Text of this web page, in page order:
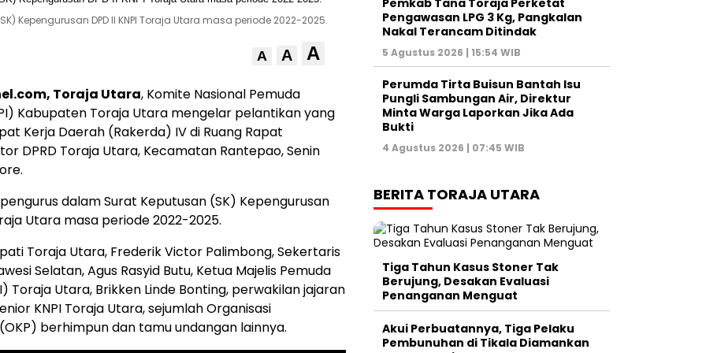
Kepengurusan DPD II KNPI Toraja Utara masa periode 2022-2025.
A A A
Toraja Utara, Komite Nasional Pemuda
Kabupaten Toraja Utara mengelar pelantikan yang
Kerja Daerah (Rakerda) IV di Ruang Rapat
DPRD Toraja Utara, Kecamatan Rantepao, Senin
dalam Surat Keputusan (SK) Kepengurusan
Utara masa periode 2022-2025.
Toraja Utara, Frederik Victor Palimbong, Sekertaris
Selatan, Agus Rasyid Butu, Ketua Majelis Pemuda
Toraja Utara, Brikken Linde Bonting, perwakilan jajaran
KNPI Toraja Utara, sejumlah Organisasi
berhimpun dan tamu undangan lainnya.
Pemkab Tana Toraja Perketat
Pengawasan LPG 3 Kg, Pangkalan
Nakal Terancam Ditindak
5 Agustus 2026 | 15:54 WIB
Perumda Tirta Buisun Bantah Isu
Pungli Sambungan Air, Direktur
Minta Warga Laporkan Jika Ada
Bukti
4 Agustus 2026 | 07:45 WIB
BERITA TORAJA UTARA
Tiga Tahun Kasus Stoner Tak
Berujung, Desakan Evaluasi
Penanganan Menguat
Akui Perbuatannya, Tiga Pelaku
Pembunuhan di Tikala Diamankan